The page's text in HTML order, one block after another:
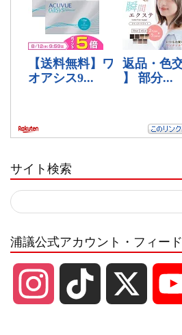
サイト検索
浦議公式アカウント・フィード